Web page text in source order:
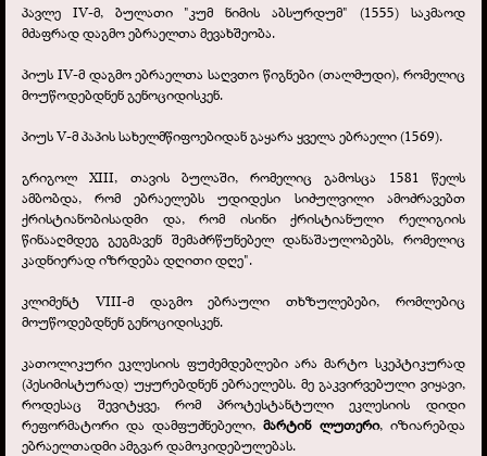
პავლე IV-მ, ბულათი "კუმ ნიმის აბსურდუმ" (1555) საკმაოდ
მძაფრად დაგმო ებრაელთა მევახშეობა.
პიუს IV-მ დაგმო ებრაელთა საღვთო წიგნები (თალმუდი), რომელიც
მოუწოდებდნენ გენოციდისკენ.
პიუს V-მ პაპის სახელმწიფოებიდან გაყარა ყველა ებრაელი (1569).
გრიგოლ XIII, თავის ბულაში, რომელიც გამოსცა 1581 წელს
ამბობდა, რომ ებრაელებს უდიდესი სიძულვილი ამოძრავებთ
ქრისტიანობისადმი და, რომ ისინი ქრისტიანული რელიგიის
წინააღმდეგ გეგმავენ შემაძრწუნებელ დანაშაულობებს, რომელიც
კადნიერად იზრდება დღითი დღე".
კლიმენტ VIII-მ დაგმო ებრაული თხზულებები, რომლებიც
მოუწოდებდნენ გენოციდისკენ.
კათოლიკური ეკლესიის ფუძემდებლები არა მარტო სკეპტიკურად
(პესიმისტურად) უყურებდნენ ებრაელებს. მე გაკვირვებული ვიყავი,
როდესაც შევიტყვე, რომ პროტესტანტული ეკლესიის დიდი
რეფორმატორი და დამფუძნებელი, მარტინ ლუთერი, იზიარებდა
ებრაელთადმი ამგვარ დამოკიდებულებას.